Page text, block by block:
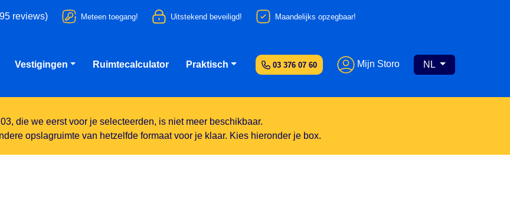
reviews) Meteen toegang! Uitstekend beveiligd! Maandelijks opzegbaar!
03 376 07 60 Mijn Storo NL
Vestigingen Ruimtecalculator Praktisch
die we eerst voor je selecteerden, is niet meer beschikbaar.
opslagruimte van hetzelfde formaat voor je klaar. Kies hieronder je box.